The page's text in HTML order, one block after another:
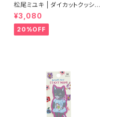
松尾ミユキ | ダイカットクッショ
ン ムギ | Die-cut cushion M
ugi
¥3,080
20%OFF